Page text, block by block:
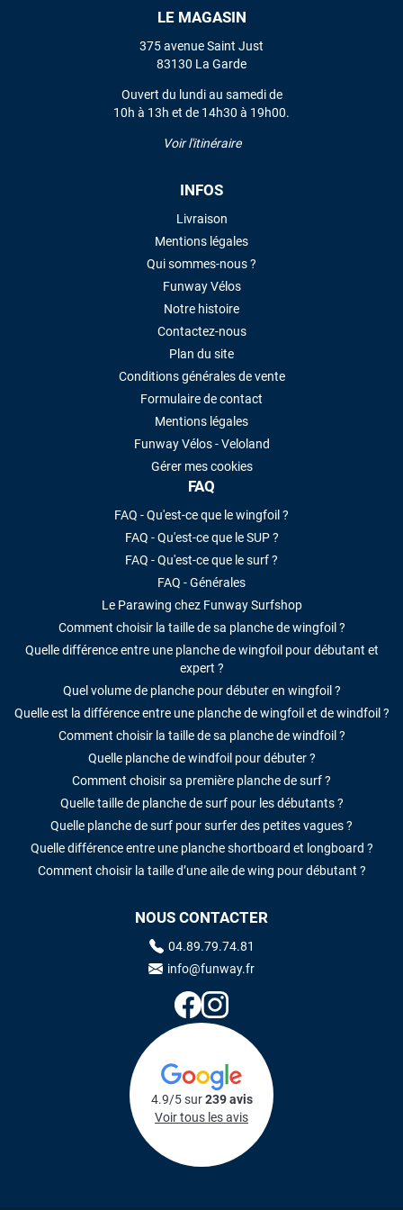
LE MAGASIN
375 avenue Saint Just
83130 La Garde
Ouvert du lundi au samedi de
10h à 13h et de 14h30 à 19h00.
Voir l'itinéraire
INFOS
Livraison
Mentions légales
Qui sommes-nous ?
Funway Vélos
Notre histoire
Contactez-nous
Plan du site
Conditions générales de vente
Formulaire de contact
Mentions légales
Funway Vélos - Veloland
Gérer mes cookies
FAQ
FAQ - Qu'est-ce que le wingfoil ?
FAQ - Qu'est-ce que le SUP ?
FAQ - Qu'est-ce que le surf ?
FAQ - Générales
Le Parawing chez Funway Surfshop
Comment choisir la taille de sa planche de wingfoil ?
Quelle différence entre une planche de wingfoil pour débutant et
expert ?
Quel volume de planche pour débuter en wingfoil ?
Quelle est la différence entre une planche de wingfoil et de windfoil ?
Comment choisir la taille de sa planche de windfoil ?
Quelle planche de windfoil pour débuter ?
Comment choisir sa première planche de surf ?
Quelle taille de planche de surf pour les débutants ?
Quelle planche de surf pour surfer des petites vagues ?
Quelle différence entre une planche shortboard et longboard ?
Comment choisir la taille d’une aile de wing pour débutant ?
NOUS CONTACTER
04.89.79.74.81
info@funway.fr
4.9/5 sur239 avis
Voir tous les avis
VOIR TOUS LES AVIS